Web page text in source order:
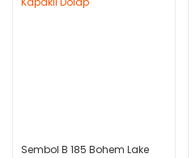
Sembol B 185 Bohem Lake